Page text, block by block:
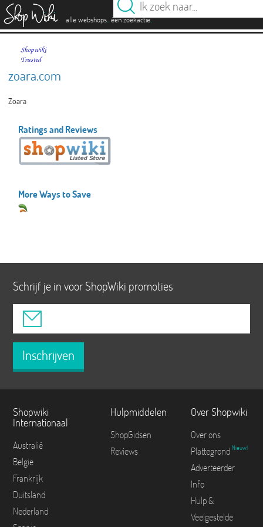
alle webshops. één zoekactie.
zoara.com
Zoara
Ratings and Reviews
More Ways to Save
Schrijf je in voor ShopWiki promoties
Inschrijven
Shopwiki
Internationaal
Australië
België
Frankrijk
Duitsland
Nederland
Hulpmiddelen
ShopGidsen
Reviews
Over Shopwiki
Over ons
Plattegrond Nieuw!
Adverteerder
Info
Hulp &
Veelgestelde